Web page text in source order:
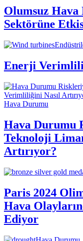
Olumsuz Hava
Sektörüne
Enerji
Hava Durumu
Hava Durumu
Teknoloji
Artırıyor?
Paris 2024
Hava
Ediyor